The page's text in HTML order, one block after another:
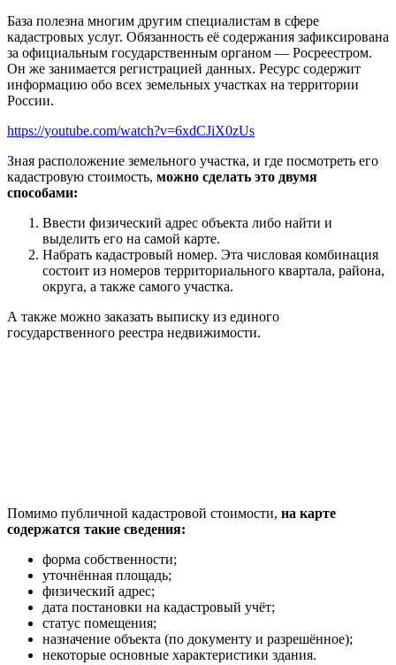
База полезна многим другим специалистам в сфере
кадастровых услуг. Обязанность её содержания зафиксирована
за официальным государственным органом — Росреестром.
Он же занимается регистрацией данных. Ресурс содержит
информацию обо всех земельных участках на территории
России.
https://youtube.com/watch?v=6xdCJiX0zUs
Зная расположение земельного участка, и где посмотреть его
кадастровую стоимость, можно сделать это двумя
способами:
Ввести физический адрес объекта либо найти и
выделить его на самой карте.
Набрать кадастровый номер. Эта числовая комбинация
состоит из номеров территориального квартала, района,
округа, а также самого участка.
А также можно заказать выписку из единого
государственного реестра недвижимости.
Помимо публичной кадастровой стоимости, на карте
содержатся такие сведения:
форма собственности;
уточнённая площадь;
физический адрес;
дата постановки на кадастровый учёт;
статус помещения;
назначение объекта (по документу и разрешённое);
некоторые основные характеристики здания.